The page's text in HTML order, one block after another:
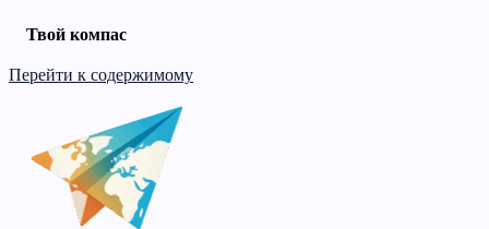
Твой компас
Перейти к содержимому